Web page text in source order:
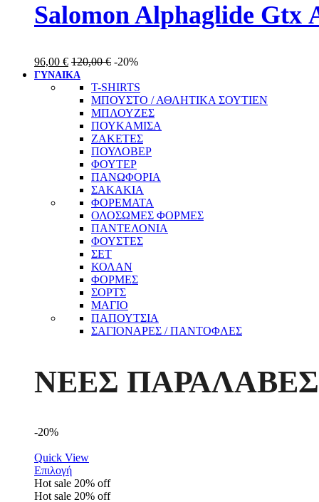
Salomon Alphaglide Gtx
96,00 € 120,00€ -20%
ΓΥΝΑΙΚΑ
T-SHIRTS
ΜΠΟΥΣΤΟ / ΑΘΛΗΤΙΚΑ ΣΟΥΤΙΕΝ
ΜΠΛΟΥΖΕΣ
ΠΟΥΚΑΜΙΣΑ
ΖΑΚΕΤΕΣ
ΠΟΥΛΟΒΕΡ
ΦΟΥΤΕΡ
ΠΑΝΩΦΟΡΙΑ
ΣΑΚΑΚΙΑ
ΦΟΡΕΜΑΤΑ
ΟΛΟΣΩΜΕΣ ΦΟΡΜΕΣ
ΠΑΝΤΕΛΟΝΙΑ
ΦΟΥΣΤΕΣ
ΣΕΤ
ΚΟΛΑΝ
ΦΟΡΜΕΣ
ΣΟΡΤΣ
ΜΑΓΙΟ
ΠΑΠΟΥΤΣΙΑ
ΣΑΓΙΟΝΑΡΕΣ / ΠΑΝΤΟΦΛΕΣ
ΝΕΕΣ ΠΑΡΑΛΑΒΕΣ
-20%
Quick View
Επιλογή
Hot sale 20% off
Hot sale 20% off